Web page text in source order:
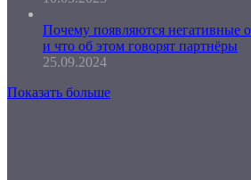
Почему появляются негативные
и что об этом говорят партнёры
25.09.2024
Показать больше